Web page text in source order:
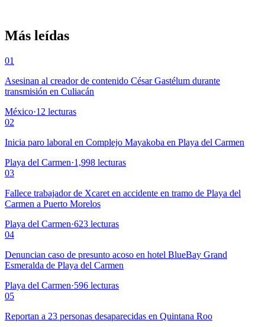
Más leídas
01
Asesinan al creador de contenido César Gastélum durante
transmisión en Culiacán
México·12 lecturas
02
Inicia paro laboral en Complejo Mayakoba en Playa del Carmen
Playa del Carmen·1,998 lecturas
03
Fallece trabajador de Xcaret en accidente en tramo de Playa del
Carmen a Puerto Morelos
Playa del Carmen·623 lecturas
04
Denuncian caso de presunto acoso en hotel BlueBay Grand
Esmeralda de Playa del Carmen
Playa del Carmen·596 lecturas
05
Reportan a 23 personas desaparecidas en Quintana Roo